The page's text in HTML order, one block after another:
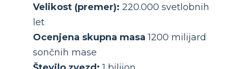
Velikost (premer): 220.000 svetlobnih
let
Ocenjena skupna masa 1200 milijard
sončnih mase